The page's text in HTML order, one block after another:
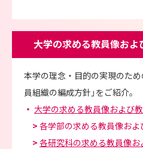
大学の求める教員像お
本学の理念・目的の実現のため
員組織の編成方針」をご紹介。
・ 大学の求める教員像および
> 各学部の求める教員像お
> 各研究科の求める教員像